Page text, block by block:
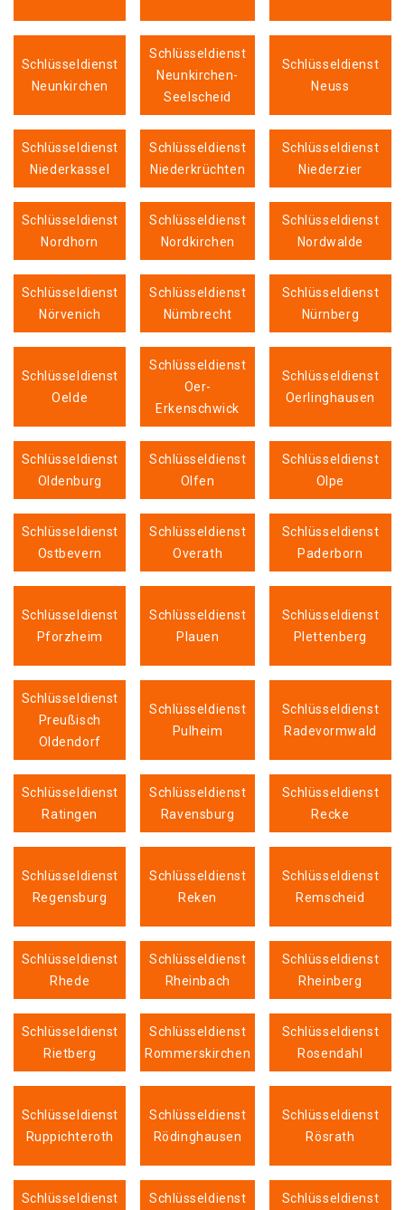
Schlüsseldienst
Neunkirchen
Schlüsseldienst
Neunkirchen-
Seelscheid
Schlüsseldienst
Neuss
Schlüsseldienst
Niederkassel
Schlüsseldienst
Niederkrüchten
Schlüsseldienst
Niederzier
Schlüsseldienst
Nordhorn
Schlüsseldienst
Nordkirchen
Schlüsseldienst
Nordwalde
Schlüsseldienst
Nörvenich
Schlüsseldienst
Nümbrecht
Schlüsseldienst
Nürnberg
Schlüsseldienst
Oelde
Schlüsseldienst
Oer-
Erkenschwick
Schlüsseldienst
Oerlinghausen
Schlüsseldienst
Oldenburg
Schlüsseldienst
Olfen
Schlüsseldienst
Olpe
Schlüsseldienst
Ostbevern
Schlüsseldienst
Overath
Schlüsseldienst
Paderborn
Schlüsseldienst
Pforzheim
Schlüsseldienst
Plauen
Schlüsseldienst
Plettenberg
Schlüsseldienst
Preußisch
Oldendorf
Schlüsseldienst
Pulheim
Schlüsseldienst
Radevormwald
Schlüsseldienst
Ratingen
Schlüsseldienst
Ravensburg
Schlüsseldienst
Recke
Schlüsseldienst
Regensburg
Schlüsseldienst
Reken
Schlüsseldienst
Remscheid
Schlüsseldienst
Rhede
Schlüsseldienst
Rheinbach
Schlüsseldienst
Rheinberg
Schlüsseldienst
Rietberg
Schlüsseldienst
Rommerskirchen
Schlüsseldienst
Rosendahl
Schlüsseldienst
Ruppichteroth
Schlüsseldienst
Rödinghausen
Schlüsseldienst
Rösrath
Schlüsseldienst Schlüsseldienst Schlüsseldienst